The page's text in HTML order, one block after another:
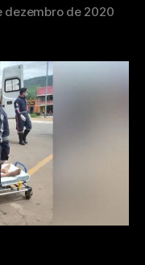
dezembro de 2020